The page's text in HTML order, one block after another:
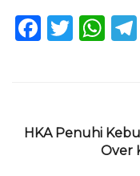
F
b
T
r
W
A
p
HKA Penuhi
Over